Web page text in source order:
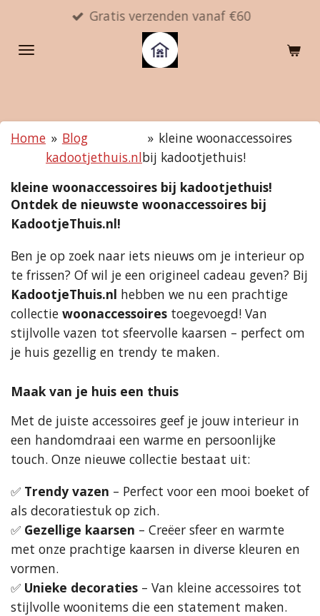
naar
Gratis verzenden vanaf €60
Home » Blog
kadootjethuis.nl
» kleine woonaccessoires
bij kadootjethuis!
kleine woonaccessoires bij kadootjethuis!
Ontdek de nieuwste woonaccessoires bij
KadootjeThuis.nl!
Ben je op zoek naar iets nieuws om je interieur op
te frissen? Of wil je een origineel cadeau geven? Bij
KadootjeThuis.nl hebben we nu een prachtige
collectie woonaccessoires toegevoegd! Van
stijlvolle vazen tot sfeervolle kaarsen – perfect om
je huis gezellig en trendy te maken.
Maak van je huis een thuis
Met de juiste accessoires geef je jouw interieur in
een handomdraai een warme en persoonlijke
touch. Onze nieuwe collectie bestaat uit:
✅ Trendy vazen – Perfect voor een mooi boeket of
als decoratiestuk op zich.
✅ Gezellige kaarsen – Creëer sfeer en warmte
met onze prachtige kaarsen in diverse kleuren en
vormen.
✅ Unieke decoraties – Van kleine accessoires tot
stijlvolle woonitems die een statement maken.